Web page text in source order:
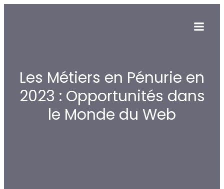
Les Métiers en Pénurie en
2023 : Opportunités dans
le Monde du Web